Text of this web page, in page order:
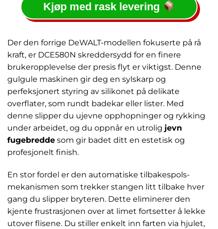
Kjøp med rask levering
Der den forrige DeWALT-modellen fokuserte på rå
kraft, er DCE580N skreddersydd for en finere
brukeropplevelse der presis flyt er viktigst. Denne
gulgule maskinen gir deg en sylskarp og
perfeksjonert styring av silikonet på delikate
overflater, som rundt badekar eller lister. Med
denne slipper du ujevne opphopninger og rykking
under arbeidet, og du oppnår en utrolig jevn
fugebredde som gir badet ditt en estetisk og
profesjonelt finish.
En stor fordel er den automatiske tilbakespols-
mekanismen som trekker stangen litt tilbake hver
gang du slipper bryteren. Dette eliminerer den
kjente frustrasjonen over at limet fortsetter å lekke
utover flisene. Du stiller enkelt inn farten via hjulet,